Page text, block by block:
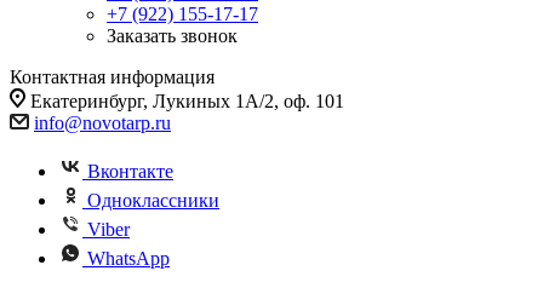
+7 (922) 155-17-17
Заказать звонок
Контактная информация
Екатеринбург, Лукиных 1А/2, оф. 101
info@novotarp.ru
Вконтакте
Одноклассники
Viber
WhatsApp